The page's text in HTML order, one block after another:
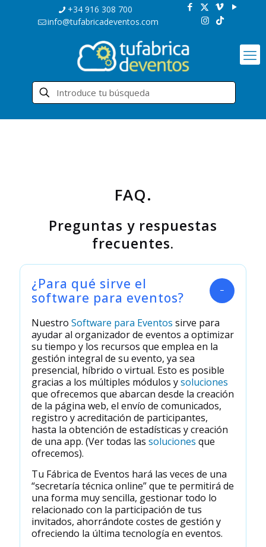
+34 916 308 700
info@tufabricadeventos.com
FAQ.
Preguntas y respuestas
frecuentes.
¿Para qué sirve el
software para eventos?
Nuestro Software para Eventos sirve para
ayudar al organizador de eventos a optimizar
su tiempo y los recursos que emplea en la
gestión integral de su evento, ya sea
presencial, híbrido o virtual. Esto es posible
gracias a los múltiples módulos ysoluciones
que ofrecemos que abarcan desde la creación
de la página web, el envío de comunicados,
registro y acreditación de participantes,
hasta la obtención de estadísticas y creación
de una app. (Ver todas las soluciones que
ofrecemos).
Tu Fábrica de Eventos hará las veces de una
“secretaría técnica online” que te permitirá de
una forma muy sencilla, gestionar todo lo
relacionado con la participación de tus
invitados, ahorrándote costes de gestión y
ofreciendo la última tecnología en eventos.